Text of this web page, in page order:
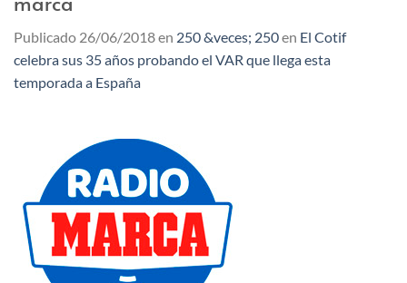
Publicado 26/06/2018en 250 &veces; 250en El Cotif
celebra sus 35 años probando el VAR que llega esta
temporada a España